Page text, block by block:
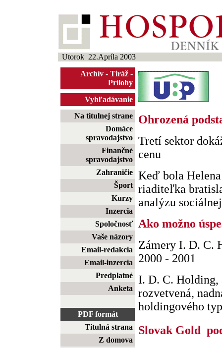
Utorok 22.Apríla 2003
Archív - Tiráž -
Prílohy
Vyhľadávanie
Na titulnej strane
Domáce
spravodajstvo
Finančné
spravodajstvo
Zahraničie
Šport
Kurzy
Inzercia
Spoločnosť
Vaše názory
Email-redakcia
Email-inzercia
Predplatné
Anketa
PDF formát
Titulná strana
Z domova
Ohrozená
Tretí sektor
cenu
Keď bola
riaditeľka
analýzu
Ako možno
Zámery I. D. C.
2000 - 2001
I. D. C. Holding,
rozvetvená,
holdingového
Slovak Gold 